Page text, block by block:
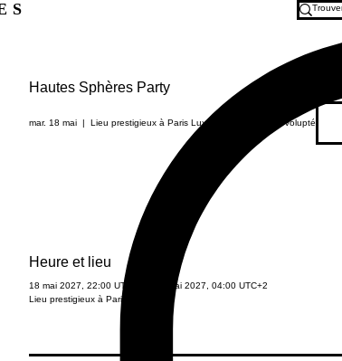
Hautes Sphères Party
mar. 18 mai
  |
Lieu prestigieux à Paris Luxe, Fête, Poésie et Volupté
Heure et lieu
18 mai 2027, 22:00 UTC+2 – 19 mai 2027, 04:00 UTC+2
Lieu prestigieux à Paris